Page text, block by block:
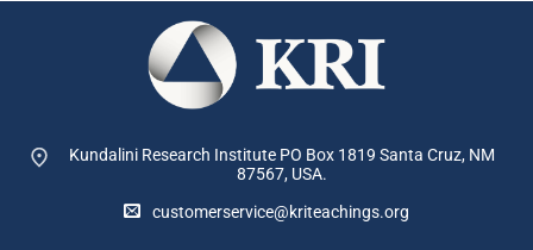
Kundalini Research Institute PO Box 1819 Santa Cruz, NM
87567, USA.
customerservice@kriteachings.org